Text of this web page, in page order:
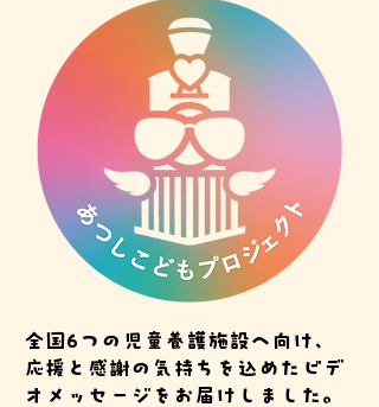
全国6つの児童養護施設へ向け、
応援と感謝の気持ちを込めたビデ
オメッセージをお届けしました。